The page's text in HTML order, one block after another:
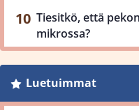
Tiesitkö, että
mikrossa?
Luetuimmat